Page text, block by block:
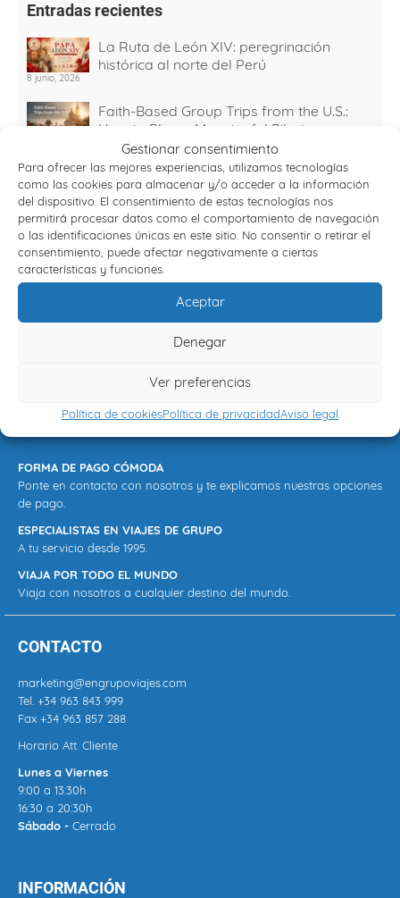
Gestionar consentimiento
Para ofrecer las mejores experiencias, utilizamos tecnologías
como las cookies para almacenar y/o acceder a la información
del dispositivo. El consentimiento de estas tecnologías nos
permitirá procesar datos como el comportamiento de navegación
o las identificaciones únicas en este sitio. No consentir o retirar el
consentimiento, puede afectar negativamente a ciertas
características y funciones.
Aceptar
Denegar
Ver preferencias
Política de cookiesPolítica de privacidadAviso legal
Entradas recientes
La Ruta de León XIV: peregrinación
histórica al norte del Perú
8 junio, 2026
Faith-Based Group Trips from the U.S.:
How to Plan a Meaningful Pilgrimage
Abroad
10 febrero, 2026
Viajes Semana Santa 2026: destinos y
planes organizados
30 diciembre, 2025
Viajes con sentido: experiencias
espirituales que transforman tu forma de
Why Travel Agencies Partner with
FORMA DE PAGO CÓMODA
Ponte en contacto con nosotros y te explicamos nuestras opciones
de pago.
ESPECIALISTAS EN VIAJES DE GRUPO
A tu servicio desde 1995.
VIAJA POR TODO EL MUNDO
Viaja con nosotros a cualquier destino del mundo.
CONTACTO
marketing@engrupoviajes.com
Tel. +34 963 843 999
Fax +34 963 857 288
Horario Att. Cliente
Lunes a Viernes
9:00 a 13:30h
16:30 a 20:30h
Sábado - Cerrado
INFORMACIÓN